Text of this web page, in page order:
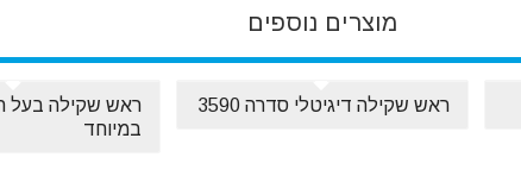
מוצרים נוספים
ראש שקילה דיגיטלי סדרה 3590
ראש שקילה בעל
במיוחד